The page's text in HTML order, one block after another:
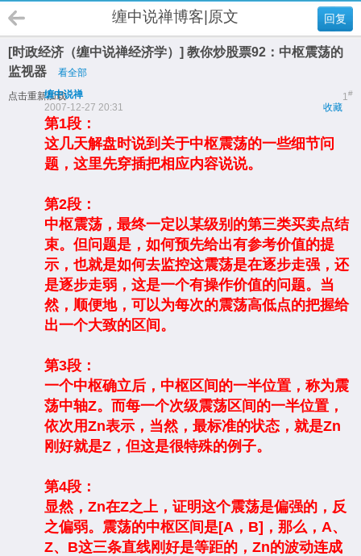
回复
缠中说禅博客|原文
[时政经济（缠中说禅经济学）] 教你炒股票92：中枢震荡的
监视器
看全部
点击重新加载 1#
缠中说禅
收藏
2007-12-27 20:31
第1段：
这几天解盘时说到关于中枢震荡的一些细节问
题，这里先穿插把相应内容说说。
第2段：
中枢震荡，最终一定以某级别的第三类买卖点结
束。但问题是，如何预先给出有参考价值的提
示，也就是如何去监控这震荡是在逐步走强，还
是逐步走弱，这是一个有操作价值的问题。当
然，顺便地，可以为每次的震荡高低点的把握给
出一个大致的区间。
第3段：
一个中枢确立后，中枢区间的一半位置，称为震
荡中轴Z。而每一个次级震荡区间的一半位置，
依次用Zn表示，当然，最标准的状态，就是Zn
刚好就是Z，但这是很特殊的例子。
第4段：
显然，Zn在Z之上，证明这个震荡是偏强的，反
之偏弱。震荡的中枢区间是[A，B]，那么，A、
Z、B这三条直线刚好是等距的，Zn的波动连成